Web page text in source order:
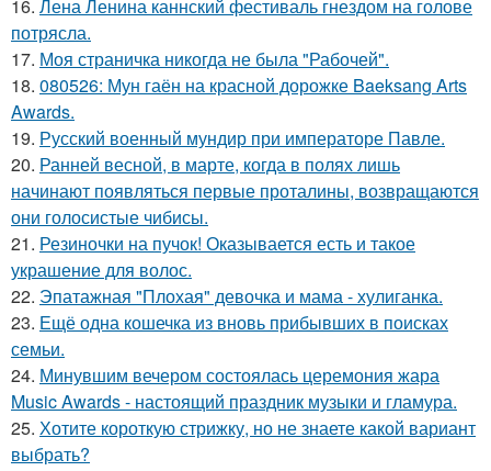
16. Лена Ленина каннский фестиваль гнездом на голове
потрясла.
17. Моя страничка никогда не была "Рабочей".
18. 080526: Мун гаён на красной дорожке Baeksang Arts
Awards.
19. Русский военный мундир при императоре Павле.
20. Ранней весной, в марте, когда в полях лишь
начинают появляться первые проталины, возвращаются
они голосистые чибисы.
21. Резиночки на пучок! Оказывается есть и такое
украшение для волос.
22. Эпатажная "Плохая" девочка и мама - хулиганка.
23. Ещё одна кошечка из вновь прибывших в поисках
семьи.
24. Минувшим вечером состоялась церемония жара
Music Awards - настоящий праздник музыки и гламура.
25. Хотите короткую стрижку, но не знаете какой вариант
выбрать?